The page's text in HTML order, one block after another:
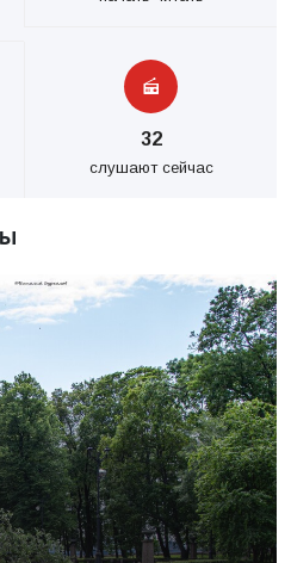
32
слушают сейчас